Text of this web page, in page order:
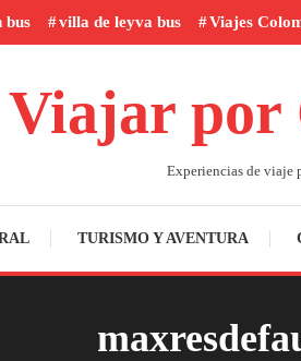
bus villa de leyva bus Viajes
Viajar por
Experiencias de viaje
TURISMO Y AVENTURA